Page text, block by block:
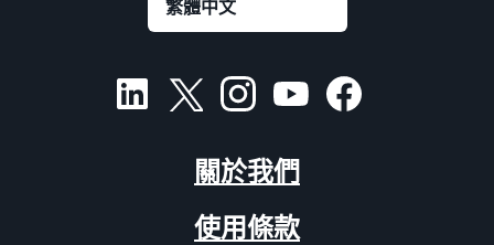
關於我們
使用條款